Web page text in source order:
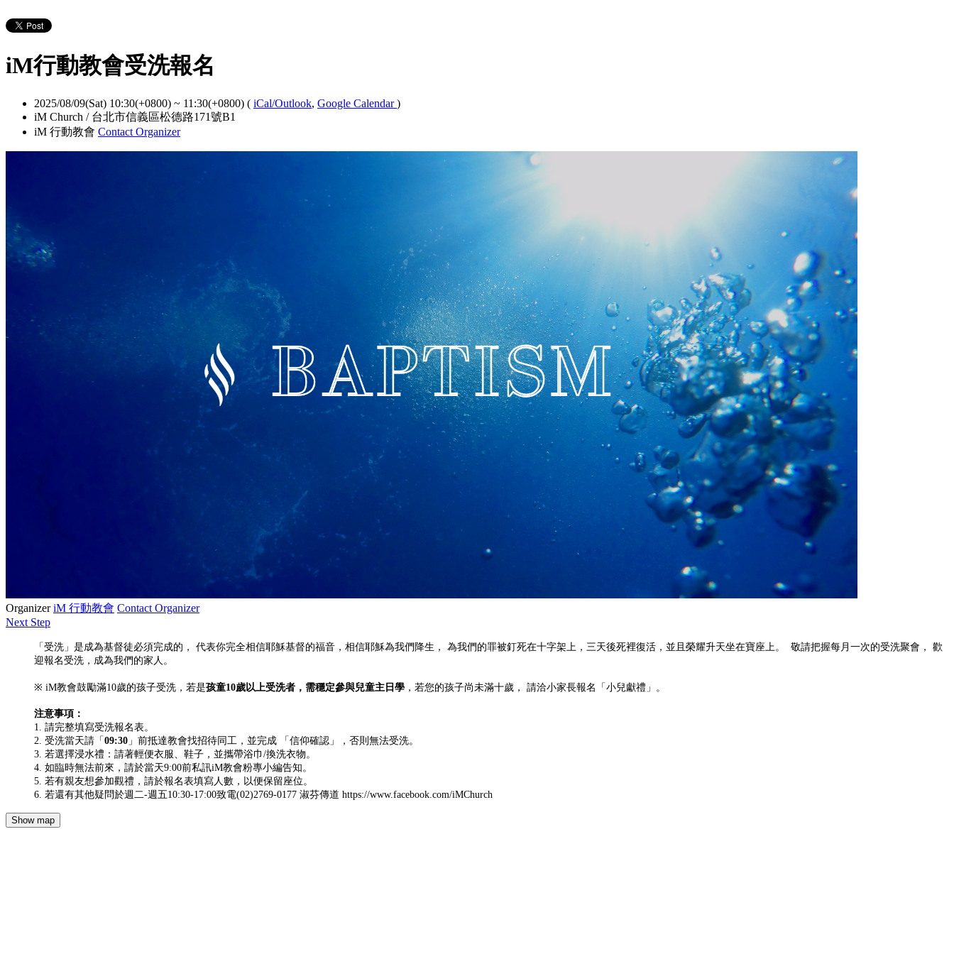
iM行動教會受洗報名
2025/08/09(Sat) 10:30(+0800) ~ 11:30(+0800) ( iCal/Outlook, Google Calendar)
iM Church / 台北市信義區松德路171號B1
iM 行動教會 Contact Organizer
OrganizeriM 行動教會 Contact Organizer
Next Step
「受洗」是成為基督徒必須完成的， 代表你完全相信耶穌基督的福音，相信耶穌為我們降生， 為我們的罪被釘死在十字架上，三天後死裡復活，並且榮耀升天坐在寶座上。 ​ 敬請把握每月一次的受洗聚會， ​歡
迎報名受洗，成為我們的家人。
※ iM教會鼓勵滿10歲的孩子受洗，若是孩童10歲以上受洗者，需穩定參與兒童主日學 ，若您的孩子尚未滿十歲， 請洽小家長報名「小兒獻禮」。
注意事項：
1. 請完整填寫受洗報名表。
2. 受洗當天請「 09:30 」前抵達教會找招待同工，並完成 「信仰確認」，否則無法受洗。
3. 若選擇浸水禮：請著輕便衣服、鞋子，並攜帶浴巾/換洗衣物。
4. 如臨時無法前來，請於當天9:00前私訊iM教會粉專小編告知。
5. 若有親友想參加觀禮，請於報名表填寫人數，以便保留座位。
6. 若還有其他疑問於週二-週五10:30-17:00致電(02)2769-0177 淑芬傳道 https://www.facebook.com/iMChurch
Show map